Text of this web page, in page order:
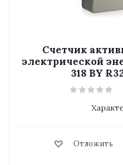
Счетчик
электрической
318 BY
Отложить